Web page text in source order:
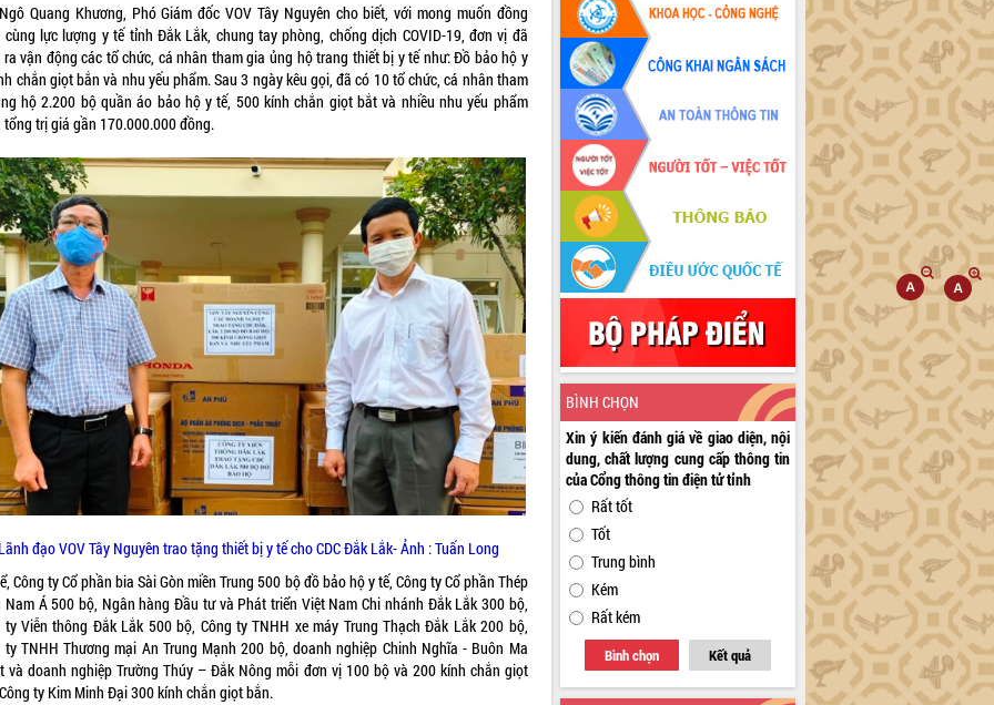
Quang Khương, Phó Giám đốc VOV Tây Nguyên cho biết, với mong muốn đồng
cùng lực lượng y tế tỉnh Đắk Lắk, chung tay phòng, chống dịch COVID-19, đơn vị đã
ra vận động các tổ chức, cá nhân tham gia ủng hộ trang thiết bị y tế như: Đồ bảo hộ y
chắn giọt bắn và nhu yếu phẩm. Sau 3 ngày kêu gọi, đã có 10 tổ chức, cá nhân tham
hộ 2.200 bộ quần áo bảo hộ y tế, 500 kính chắn giọt bắt và nhiều nhu yếu phẩm
tổng trị giá gần 170.000.000 đồng.
Lãnh đạo VOV Tây Nguyên trao tặng thiết bị y tế cho CDC Đắk Lắk- Ảnh : Tuấn Long
Công ty Cổ phần bia Sài Gòn miền Trung 500 bộ đồ bảo hộ y tế, Công ty Cổ phần Thép
Nam Á 500 bộ, Ngân hàng Đầu tư và Phát triển Việt Nam Chi nhánh Đắk Lắk 300 bộ,
ty Viễn thông Đắk Lắk 500 bộ, Công ty TNHH xe máy Trung Thạch Đắk Lắk 200 bộ,
ty TNHH Thương mại An Trung Mạnh 200 bộ, doanh nghiệp Chinh Nghĩa - Buôn Ma
và doanh nghiệp Trường Thúy – Đắk Nông mỗi đơn vị 100 bộ và 200 kính chắn giọt
ty Kim Minh Đại 300 kính chắn giọt bắn.
BÌNH CHỌN
Xin ý kiến đánh giá về giao diện, nội
dung, chất lượng cung cấp thông tin
của Cổng thông tin điện tử tỉnh
Rất tốt
Tốt
Trung bình
Kém
Rất kém
Bình chọn Kết quả